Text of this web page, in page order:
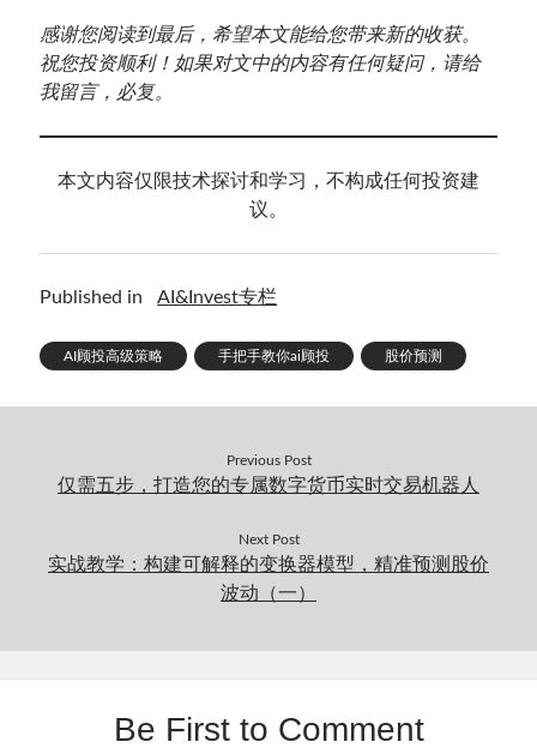
感谢您阅读到最后，希望本文能给您带来新的收获。
祝您投资顺利！如果对文中的内容有任何疑问，请给
我留言，必复。
本文内容仅限技术探讨和学习，不构成任何投资建
议。
Published in AI&Invest专栏
AI顾投高级策略 手把手教你ai顾投 股价预测
Previous Post
仅需五步，打造您的专属数字货币实时交易机器人
Next Post
实战教学：构建可解释的变换器模型，精准预测股价
波动（一）
Be First to Comment